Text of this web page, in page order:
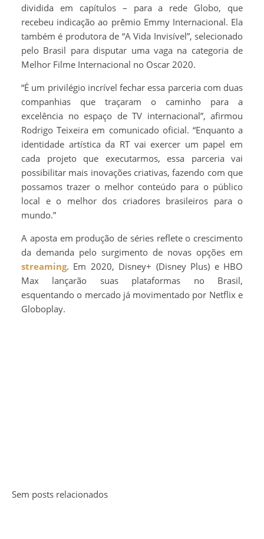
dividida em capítulos – para a rede Globo, que
recebeu indicação ao prêmio Emmy Internacional. Ela
também é produtora de “A Vida Invisível”, selecionado
pelo Brasil para disputar uma vaga na categoria de
Melhor Filme Internacional no Oscar 2020.
“É um privilégio incrível fechar essa parceria com duas
companhias que traçaram o caminho para a
excelência no espaço de TV internacional”, afirmou
Rodrigo Teixeira em comunicado oficial. “Enquanto a
identidade artística da RT vai exercer um papel em
cada projeto que executarmos, essa parceria vai
possibilitar mais inovações criativas, fazendo com que
possamos trazer o melhor conteúdo para o público
local e o melhor dos criadores brasileiros para o
mundo.”
A aposta em produção de séries reflete o crescimento
da demanda pelo surgimento de novas opções em
streaming. Em 2020, Disney+ (Disney Plus) e HBO
Max lançarão suas plataformas no Brasil,
esquentando o mercado já movimentado por Netflix e
Globoplay.
Sem posts relacionados